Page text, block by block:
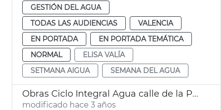
GESTIÓN DEL AGUA
TODAS LAS AUDIENCIAS
VALENCIA
EN PORTADA
EN PORTADA TEMÁTICA
NORMAL
ELISA VALÍA
SETMANA AIGUA
SEMANA DEL AGUA
Obras Ciclo Integral Agua calle de la Paz
modificado hace 3 años